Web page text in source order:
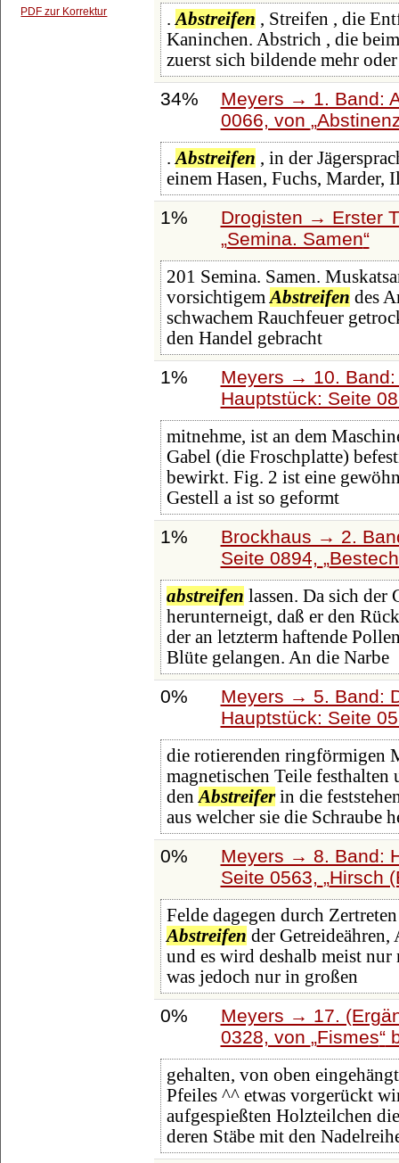
PDF zur Korrektur
. Abstreifen , Streifen , die
Kaninchen. Abstrich , die
zuerst sich bildende mehr
34%
Meyers → 1. Band:
0066, von
. Abstreifen , in der
einem Hasen, Fuchs,
1%
Drogisten → Erster
Semina. Samen
201 Semina. Samen.
vorsichtigem Abstreifen des
schwachem Rauchfeuer
den Handel gebracht
1%
Meyers → 10.
Hauptstück: Seite
mitnehme, ist an dem
Gabel (die Froschplatte)
bewirkt. Fig. 2 ist eine
Gestell a ist so geformt
1%
Brockhaus → 2.
Seite 0894,
abstreifen lassen. Da sich
herunterneigt, daß er den
der an letzterm haftende
Blüte gelangen. An die Narbe
0%
Meyers → 5. Band:
Hauptstück: Seite
die rotierenden ringförmigen
magnetischen Teile
den Abstreiferin die
aus welcher sie die Schraube
0%
Meyers → 8. Band:
Seite 0563,
Hirsch
Felde dagegen durch
Abstreifen der
und es wird deshalb meist
was jedoch nur in großen
0%
Meyers → 17.
0328, von Fismes
gehalten, von oben
Pfeiles ^^ etwas vorgerückt
aufgespießten Holzteilchen
deren Stäbe mit den